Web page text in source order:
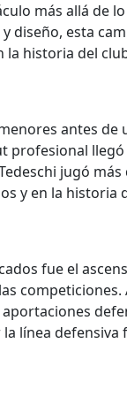
más allá de
diseño, esta
la historia del
antes de
profesional llegó
jugó más
y en la historia
fue el
competiciones.
línea defensiva